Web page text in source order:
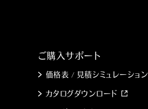
ご購入サポート
価格表 / 見積シミュレーション
カタログダウンロード